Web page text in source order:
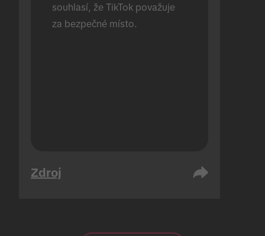
souhlasí, že TikTok považuje
za bezpečné místo.
Zdroj